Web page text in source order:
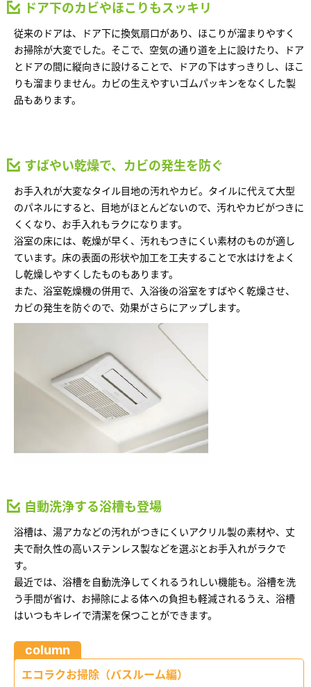
海外事業
ミサワアイデンティティ
ドア下のカビやほこりもスッキリ
従来のドアは、ドア下に換気扇口があり、ほこりが溜まりやすく
お掃除が大変でした。そこで、空気の通り道を上に設けたり、ドア
とドアの間に縦向きに設けることで、ドアの下はすっきりし、ほこ
りも溜まりません。カビの生えやすいゴムパッキンをなくした製
品もあります。
すばやい乾燥で、カビの発生を防ぐ
お手入れが大変なタイル目地の汚れやカビ。タイルに代えて大型
のパネルにすると、目地がほとんどないので、汚れやカビがつきに
くくなり、お手入れもラクになります。
浴室の床には、乾燥が早く、汚れもつきにくい素材のものが適し
ています。床の表面の形状や加工を工夫することで水はけをよく
し乾燥しやすくしたものもあります。
また、浴室乾燥機の併用で、入浴後の浴室をすばやく乾燥させ、
カビの発生を防ぐので、効果がさらにアップします。
自動洗浄する浴槽も登場
浴槽は、湯アカなどの汚れがつきにくいアクリル製の素材や、丈
夫で耐久性の高いステンレス製などを選ぶとお手入れがラクで
す。
最近では、浴槽を自動洗浄してくれるうれしい機能も。浴槽を洗
う手間が省け、お掃除による体への負担も軽減されるうえ、浴槽
はいつもキレイで清潔を保つことができます。
column
エコラクお掃除（バスルーム編）